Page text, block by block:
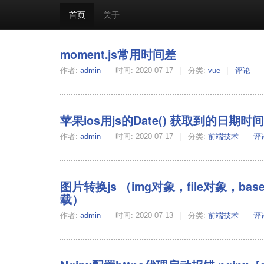
首页 关于
moment.js常用时间差
作者: admin 时间: 2020-07-17 分类: vue 评论
苹果ios用js的Date() 获取到的日期时
作者: admin 时间: 2020-07-17 分类: 前端技术 评
图片转换js （img对象，file对象，
载）
作者: admin 时间: 2020-07-13 分类: 前端技术 评